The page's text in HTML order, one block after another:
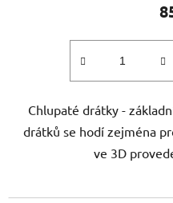
Chlupaté drátky -
drátků se hodí zejména
ve 3D